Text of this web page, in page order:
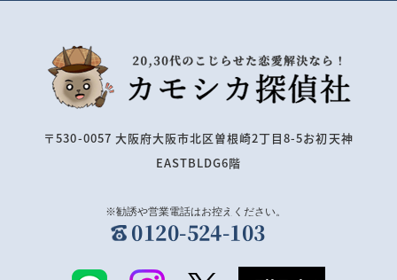
〒530-0057 大阪府大阪市北区曽根崎2丁目8-5お初天神
EASTBLDG6階
0120-524-103